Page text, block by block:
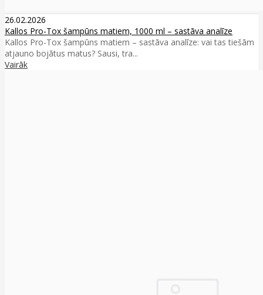
26.02.2026
Kallos Pro-Tox šampūns matiem, 1000 ml – sastāva analīze
Kallos Pro-Tox šampūns matiem – sastāva analīze: vai tas tiešām
atjauno bojātus matus? Sausi, tra...
Vairāk